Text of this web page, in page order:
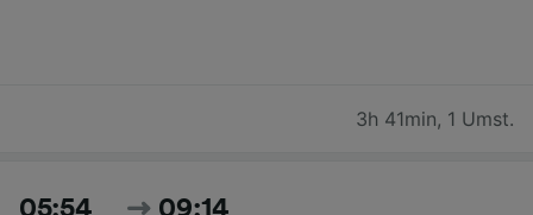
3h 41min, 1 Umst.
05:54 09:14